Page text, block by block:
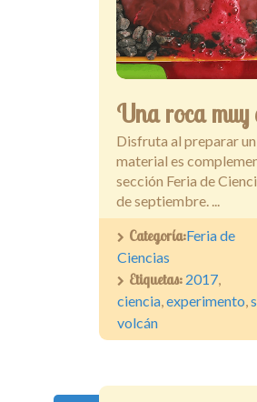
Una roca muy
Disfruta al preparar
material es
sección Feria de
de septiembre. ...
Categoría:Feria de
Ciencias
Etiquetas: 2017,
ciencia,experimento,
volcán